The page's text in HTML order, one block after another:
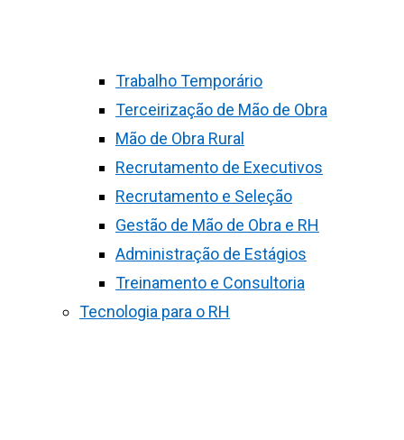
Trabalho Temporário
Terceirização de Mão de Obra
Mão de Obra Rural
Recrutamento de Executivos
Recrutamento e Seleção
Gestão de Mão de Obra e RH
Administração de Estágios
Treinamento e Consultoria
Tecnologia para o RH